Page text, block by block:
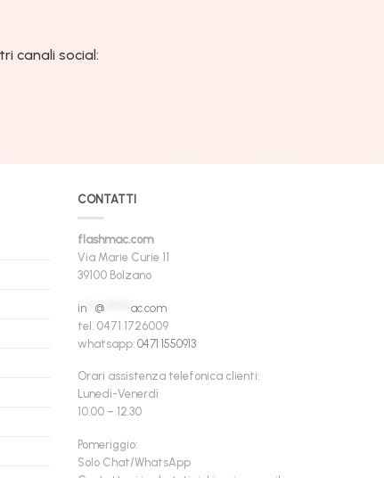
canali social:
CONTATTI
flashmac.com
Via Marie Curie 11
39100 Bolzano
in** @****** ac.com
tel. 0471 1726009
whatsapp: 0471 1550913
Orari assistenza telefonica clienti:
Lunedì-Venerdì
10.00 – 12.30
Pomeriggio:
Solo Chat/WhatsApp